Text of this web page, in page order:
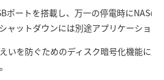
ポートを搭載し、万一の停電時にNASの
ャットダウンには別途アプリケーション
いを防ぐためのディスク暗号化機能に加